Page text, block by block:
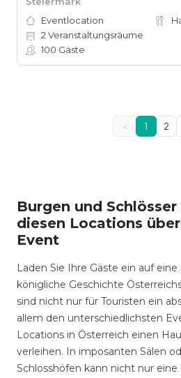
Eventlocation
2 Veranstaltungsräume
100 Gäste
< 1 2
Burgen und
diesen Locations
Event
Laden Sie Ihre Gäste ein auf
königliche Geschichte
sind nicht nur für Touristen ein
allem den unterschiedlichsten
Locations in Österreich einen
verleihen. In imposanten Sälen
Schlosshöfen kann nicht nur